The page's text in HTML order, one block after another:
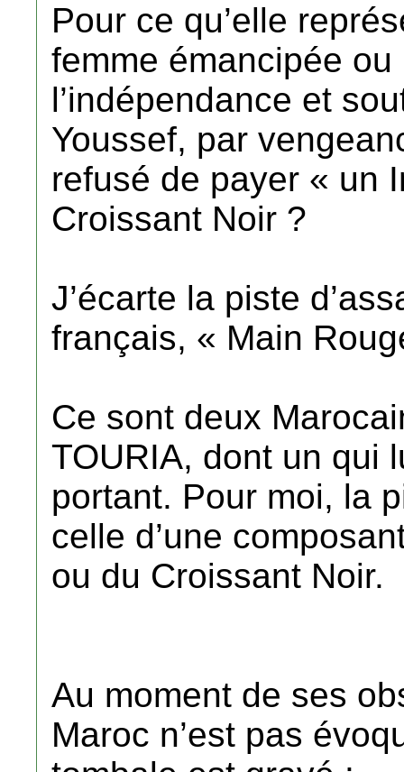
Pour ce qu’elle
femme émancipée
l’indépendance et
Youssef, par
refusé de payer « un
Croissant Noir ?
J’écarte la piste
français, « Main
Ce sont deux
TOURIA, dont un qui
portant. Pour moi, la
celle d’une
ou du Croissant Noir.
Au moment de ses
Maroc n’est pas